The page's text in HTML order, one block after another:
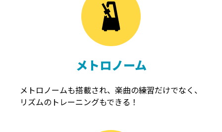
メトロノーム
メトロノームも搭載され、楽曲の練習だけでなく、
リズムのトレーニングもできる！